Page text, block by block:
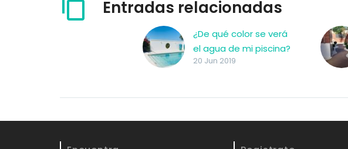
Entradas relacionadas
¿De qué color se verá
el agua de mi piscina?
20 Jun 2019